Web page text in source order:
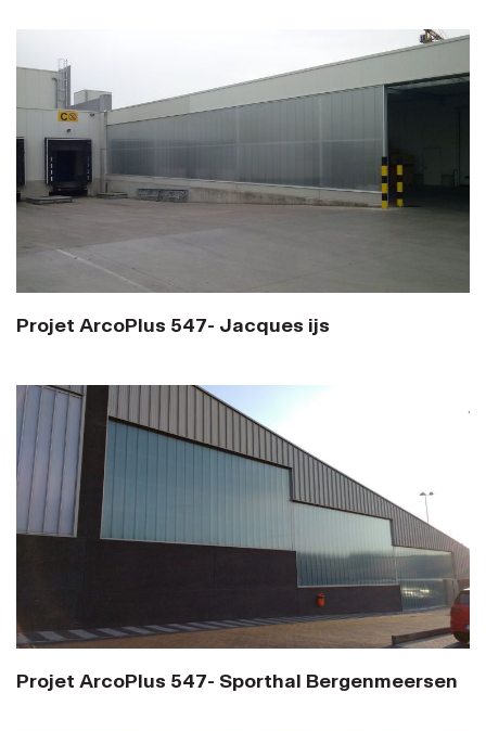
Projet ArcoPlus 547- Jacques ijs
Projet ArcoPlus 547- Sporthal Bergenmeersen